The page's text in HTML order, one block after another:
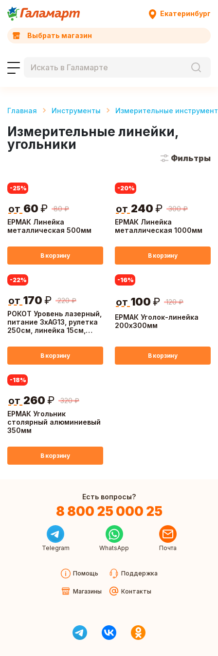
Екатеринбург
Выбрать магазин
Главная Инструменты Измерительные
Измерительные линейки,
угольники
Фильтры
ЕРМАК Линейка
металлическая 500мм
-25%
80 ₽
от 60 ₽
В корзину
ЕРМАК Линейка
металлическая 1000мм
-20%
300 ₽
от 240 ₽
В корзину
РОКОТ Уровень лазерный,
питание 3хAG13, рулетка
250см, линейка 15см,
-22%
220 ₽
от 170 ₽
В корзину
ЕРМАК Уголок-линейка
200х300мм
-16%
120 ₽
от 100 ₽
В корзину
ЕРМАК Угольник
столярный алюминиевый
350мм
-18%
320 ₽
от 260 ₽
В корзину
Есть вопросы?
8 800 25 000 25
Telegram WhatsApp Почта
Помощь Поддержка
Магазины Контакты